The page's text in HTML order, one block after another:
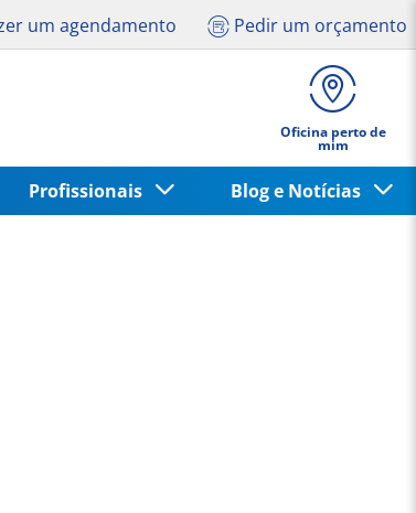
um agendamento Pedir um orçamento
Oficina perto de
mim
Profissionais Blog e Notícias